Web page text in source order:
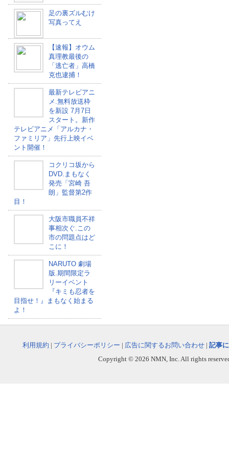
足の裏ズルむけ
写真ってえ
【速報】オウム
真理教最後の
「逃亡者」高橋
克也逮捕！
最新テレビアニ
メ.無料放送枠
を新設 7月7日
スタート。新作
テレビアニメ「アルカナ・
ファミリア」先行上映イベ
ント開催！
コクリコ坂から
DVD.まもなく
発売「宮崎 吾
朗」監督第2作
目！
大阪市職員不祥
事相次ぐ.この
市の問題点はど
こに！
NARUTO 劇場
版.期間限定ラ
リーイベント
『キミも忍者を
目指せ！』まもなく始まる
よ！
利用規約 | プライバシーポリシー | 広告に関するお問い合わせ | 記事
Copyright © 2026 NMN, Inc. All rights